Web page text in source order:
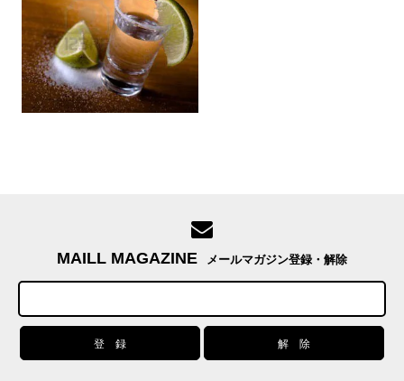
MAILL MAGAZINE メールマガジン登録・解除